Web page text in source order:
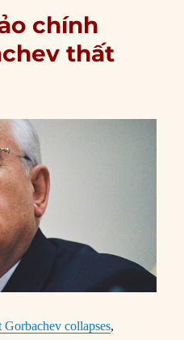
chính
thất
Gorbachev collapses,